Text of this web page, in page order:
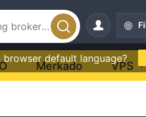
default language?
Merkado VPS